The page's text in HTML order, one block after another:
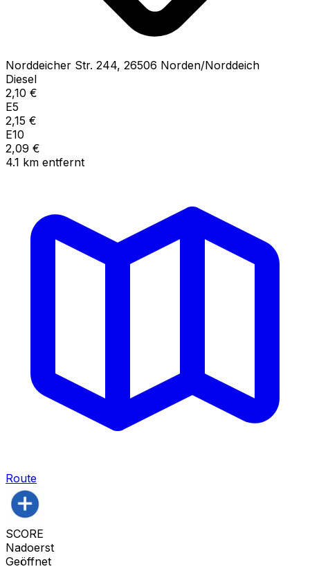
Norddeicher Str. 244, 26506 Norden/Norddeich
Diesel
2,10 €
E5
2,15 €
E10
2,09 €
4.1 km entfernt
Route
SCORE
Nadoerst
Geöffnet